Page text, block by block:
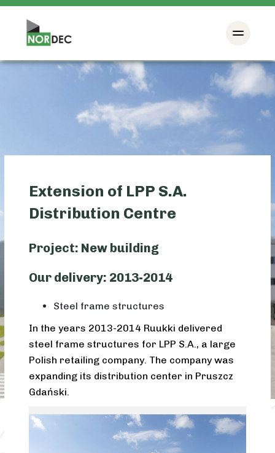
Extension of LPP S.A.
Distribution Centre
Project: New building
Our delivery: 2013-2014
Steel frame structures
In the years 2013-2014 Ruukki delivered
steel frame structures for LPP S.A., a large
Polish retailing company. The company was
expanding its distribution center in Pruszcz
Gdański.